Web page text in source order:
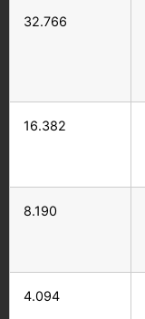
32.766
16.382
8.190
4.094